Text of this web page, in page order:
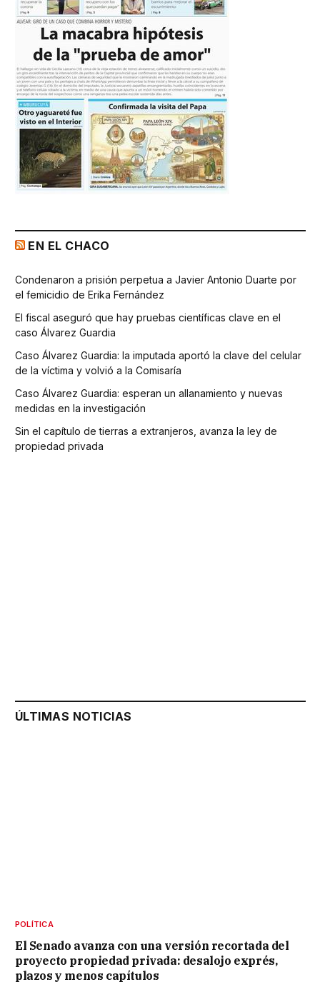
EN EL CHACO
Condenaron a prisión perpetua a Javier Antonio Duarte por
el femicidio de Erika Fernández
El fiscal aseguró que hay pruebas científicas clave en el
caso Álvarez Guardia
Caso Álvarez Guardia: la imputada aportó la clave del celular
de la víctima y volvió a la Comisaría
Caso Álvarez Guardia: esperan un allanamiento y nuevas
medidas en la investigación
Sin el capítulo de tierras a extranjeros, avanza la ley de
propiedad privada
ÚLTIMAS NOTICIAS
POLÍTICA
El Senado avanza con una versión recortada del
proyecto propiedad privada: desalojo exprés,
plazos y menos capítulos